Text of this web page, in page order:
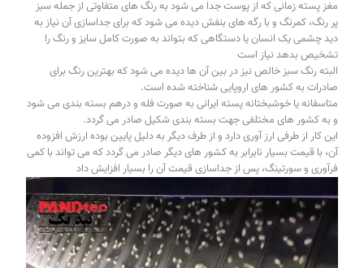
مغز پسته زمانی که از پوست جدا می شود به رنگ های متفاوتی از جمله سبز
پر رنگ، کمرنگ و با رگه های بنفش دیده می شود که برای جداسازی آن نیاز به
دید چشمی یک انسان یا دستگاهی که بتواند به صورت کامل سایز و رنگ را
تشخیص بدهد نیاز است
البته رنگ سبز خالص نیز در بین آن ها دیده می شود که بهترین رنگ برای
صادرات به کشور های اروپایی شناخته شده است.
متاسفانه یا خوشبختانه پسته ایرانی به صورت فله و درهم بسته بندی می شود
و به کشور های مختلفی جهت بسته بندی شکیل صادر می گردد.
این کار از طرفی ارز آوری دارد و از طرف دیگر به دلیل پایین بوده ارزش افزوده
آن، با قیمت بسیار نابرابر به کشور های دیگر صادر می گردد که می تواند با کمی
فرآوری و سورتینگ، پس از جداسازی قیمت آن را بسیار افزایش داد